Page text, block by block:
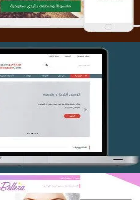
تصميم متجر